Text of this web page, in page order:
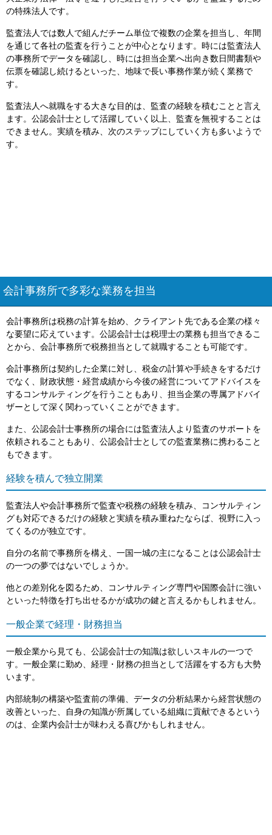
の特殊法人です。
監査法人では数人で組んだチーム単位で複数の企業を担当し、年間
を通じて各社の監査を行うことが中心となります。時には監査法人
の事務所でデータを確認し、時には担当企業へ出向き数日間書類や
伝票を確認し続けるといった、地味で長い事務作業が続く業務で
す。
監査法人へ就職をする大きな目的は、監査の経験を積むことと言え
ます。公認会計士として活躍していく以上、監査を無視することは
できません。実績を積み、次のステップにしていく方も多いようで
す。
会計事務所で多彩な業務を担当
会計事務所は税務の計算を始め、クライアント先である企業の様々
な要望に応えています。公認会計士は税理士の業務も担当できるこ
とから、会計事務所で税務担当として就職することも可能です。
会計事務所は契約した企業に対し、税金の計算や手続きをするだけ
でなく、財政状態・経営成績から今後の経営についてアドバイスを
するコンサルティングを行うこともあり、担当企業の専属アドバイ
ザーとして深く関わっていくことができます。
また、公認会計士事務所の場合には監査法人より監査のサポートを
依頼されることもあり、公認会計士としての監査業務に携わること
もできます。
経験を積んで独立開業
監査法人や会計事務所で監査や税務の経験を積み、コンサルティン
グも対応できるだけの経験と実績を積み重ねたならば、視野に入っ
てくるのが独立です。
自分の名前で事務所を構え、一国一城の主になることは公認会計士
の一つの夢ではないでしょうか。
他との差別化を図るため、コンサルティング専門や国際会計に強い
といった特徴を打ち出せるかが成功の鍵と言えるかもしれません。
一般企業で経理・財務担当
一般企業から見ても、公認会計士の知識は欲しいスキルの一つで
す。一般企業に勤め、経理・財務の担当として活躍をする方も大勢
います。
内部統制の構築や監査前の準備、データの分析結果から経営状態の
改善といった、自身の知識が所属している組織に貢献できるという
のは、企業内会計士が味わえる喜びかもしれません。